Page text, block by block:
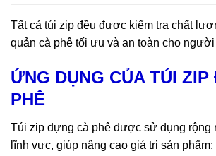
Tất cả túi zip đều được kiểm tra chất
quản cà phê tối ưu và an toàn cho người
ỨNG DỤNG CỦA TÚI
PHÊ
Túi zip đựng cà phê được sử dụng rộng
lĩnh vực, giúp nâng cao giá trị sản phẩm: